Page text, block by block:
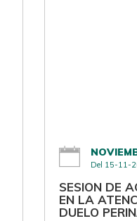
Del 15-11-
SESION DE
EN LA
DUELO